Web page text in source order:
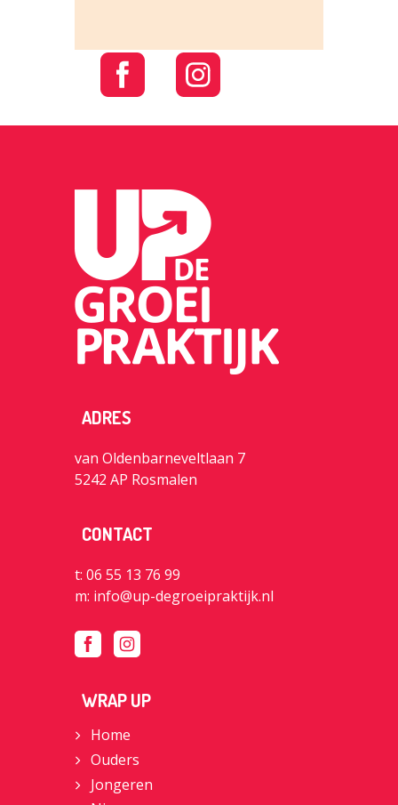
ADRES
van Oldenbarneveltlaan 7
5242 AP Rosmalen
CONTACT
t: 06 55 13 76 99
m: info@up-degroeipraktijk.nl
WRAP UP
Home
Ouders
Jongeren